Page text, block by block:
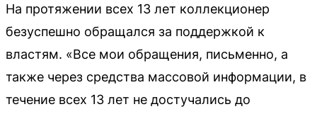
На протяжении всех 13 лет коллекционер
безуспешно обращался за поддержкой к
властям. «Все мои обращения, письменно, а
также через средства массовой информации, в
течение всех 13 лет не достучались до